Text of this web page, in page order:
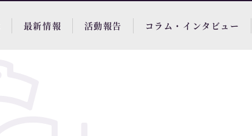
最新情報 活動報告 コラム・インタビュー